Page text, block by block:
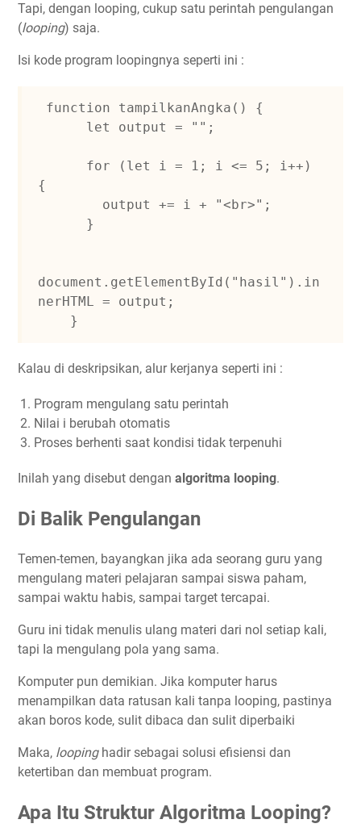
Tapi, dengan looping, cukup satu perintah pengulangan
(looping) saja.
Isi kode program loopingnya seperti ini :
{
document.getElementById("hasil").in
nerHTML = output;
Kalau di deskripsikan, alur kerjanya seperti ini :
Program mengulang satu perintah
Nilai i berubah otomatis
Proses berhenti saat kondisi tidak terpenuhi
Inilah yang disebut dengan algoritma looping.
Di Balik Pengulangan
Temen-temen, bayangkan jika ada seorang guru yang
mengulang materi pelajaran sampai siswa paham,
sampai waktu habis, sampai target tercapai.
Guru ini tidak menulis ulang materi dari nol setiap kali,
tapi Ia mengulang pola yang sama.
Komputer pun demikian. Jika komputer harus
menampilkan data ratusan kali tanpa looping, pastinya
akan boros kode, sulit dibaca dan sulit diperbaiki
Maka, loopinghadir sebagai solusi efisiensi dan
ketertiban dan membuat program.
Apa Itu Struktur Algoritma Looping?